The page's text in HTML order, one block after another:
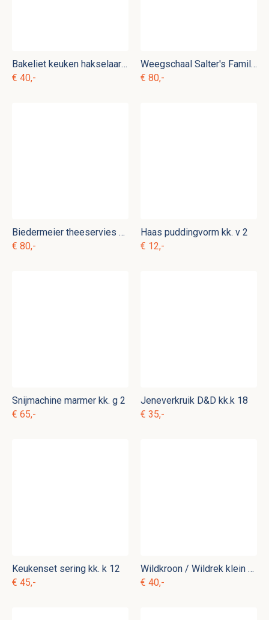
Bakeliet keuken hakselaar kk. g 1
€ 40,-
Weegschaal Salter's Family Scale
€ 80,-
Biedermeier theeservies ag. s 4
€ 80,-
Haas puddingvorm kk. v 2
€ 12,-
Snijmachine marmer kk. g 2
€ 65,-
Jeneverkruik D&D kk.k 18
€ 35,-
Keukenset sering kk. k 12
€ 45,-
Wildkroon / Wildrek klein ovaal
€ 40,-